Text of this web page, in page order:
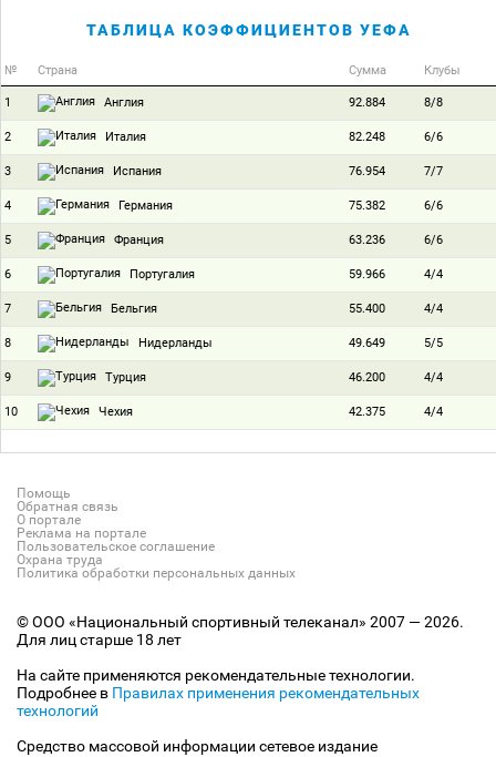
ТАБЛИЦА КОЭФФИЦИЕНТОВ УЕФА
№ Страна Сумма Клубы
1 Англия 92.884 8/8
2 Италия 82.248 6/6
3 Испания 76.954 7/7
4 Германия 75.382 6/6
5 Франция 63.236 6/6
6 Португалия 59.966 4/4
7 Бельгия 55.400 4/4
8 Нидерланды 49.649 5/5
9 Турция 46.200 4/4
10 Чехия 42.375 4/4
Помощь
Обратная связь
О портале
Реклама на портале
Пользовательское соглашение
Охрана труда
Политика обработки персональных данных
© ООО «Национальный спортивный телеканал» 2007 — 2026.
Для лиц старше 18 лет
На сайте применяются рекомендательные технологии.
Подробнее в Правилах применения рекомендательных
технологий
Средство массовой информации сетевое издание